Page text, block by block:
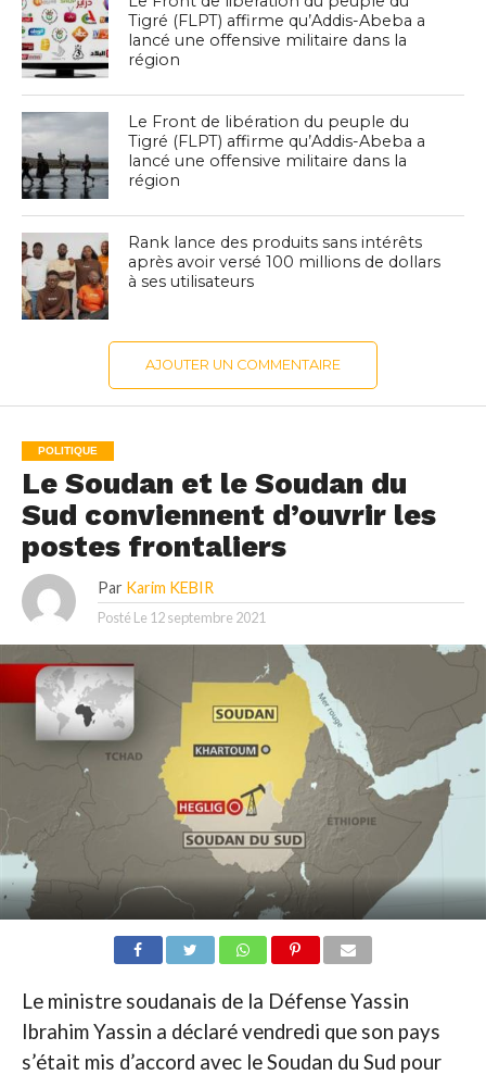
Tigré (FLPT) affirme qu’Addis-Abeba a
lancé une offensive militaire dans la
région
Le Front de libération du peuple du
Tigré (FLPT) affirme qu’Addis-Abeba a
lancé une offensive militaire dans la
région
Rank lance des produits sans intérêts
après avoir versé 100 millions de dollars
à ses utilisateurs
AJOUTER UN COMMENTAIRE
POLITIQUE
Le Soudan et le Soudan du
Sud conviennent d’ouvrir les
postes frontaliers
Par Karim KEBIR
Posté Le 12 septembre 2021
Le ministre soudanais de la Défense Yassin
Ibrahim Yassin a déclaré vendredi que son pays
s’était mis d’accord avec le Soudan du Sud pour